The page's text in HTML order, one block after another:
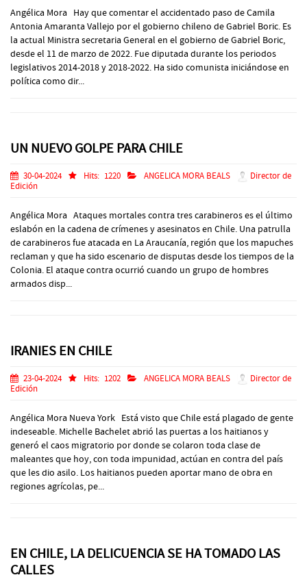
Angélica Mora Hay que comentar el accidentado paso de Camila
Antonia Amaranta Vallejo por el gobierno chileno de Gabriel Boric. Es
la actual Ministra secretaria General en el gobierno de Gabriel Boric,
desde el 11 de marzo de 2022. Fue diputada durante los periodos
legislativos 2014-2018 y 2018-2022. Ha sido comunista iniciándose en
política como dir...
UN NUEVO GOLPE PARA CHILE
30-04-2024 Hits: 1220 ANGELICA MORA BEALS
Director de
Edición
Angélica Mora Ataques mortales contra tres carabineros es el último
eslabón en la cadena de crímenes y asesinatos en Chile. Una patrulla
de carabineros fue atacada en La Araucanía, región que los mapuches
reclaman y que ha sido escenario de disputas desde los tiempos de la
Colonia. El ataque contra ocurrió cuando un grupo de hombres
armados disp...
IRANIES EN CHILE
23-04-2024 Hits: 1202 ANGELICA MORA BEALS
Director de
Edición
Angélica Mora Nueva York Está visto que Chile está plagado de gente
indeseable. Michelle Bachelet abrió las puertas a los haitianos y
generó el caos migratorio por donde se colaron toda clase de
maleantes que hoy, con toda impunidad, actúan en contra del país
que les dio asilo. Los haitianos pueden aportar mano de obra en
regiones agrícolas, pe...
EN CHILE, LA DELICUENCIA SE HA TOMADO LAS
CALLES